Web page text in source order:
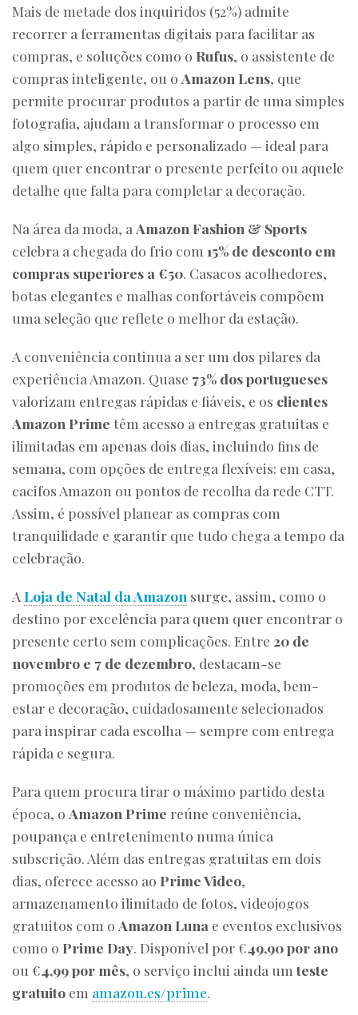
Mais de metade dos inquiridos (52%) admite
recorrer a ferramentas digitais para facilitar as
compras, e soluções como o Rufus, o assistente de
compras inteligente, ou o Amazon Lens, que
permite procurar produtos a partir de uma simples
fotografia, ajudam a transformar o processo em
algo simples, rápido e personalizado — ideal para
quem quer encontrar o presente perfeito ou aquele
detalhe que falta para completar a decoração.
Na área da moda, a Amazon Fashion & Sports
celebra a chegada do frio com 15% de desconto em
compras superiores a €50. Casacos acolhedores,
botas elegantes e malhas confortáveis compõem
uma seleção que reflete o melhor da estação.
A conveniência continua a ser um dos pilares da
experiência Amazon. Quase 73% dos portugueses
valorizam entregas rápidas e fiáveis, e os clientes
Amazon Prime têm acesso a entregas gratuitas e
ilimitadas em apenas dois dias, incluindo fins de
semana, com opções de entrega flexíveis: em casa,
cacifos Amazon ou pontos de recolha da rede CTT.
Assim, é possível planear as compras com
tranquilidade e garantir que tudo chega a tempo da
celebração.
A Loja de Natal da Amazon surge, assim, como o
destino por excelência para quem quer encontrar o
presente certo sem complicações. Entre 20 de
novembro e 7 de dezembro, destacam-se
promoções em produtos de beleza, moda, bem-
estar e decoração, cuidadosamente selecionados
para inspirar cada escolha — sempre com entrega
rápida e segura.
Para quem procura tirar o máximo partido desta
época, o Amazon Prime reúne conveniência,
poupança e entretenimento numa única
subscrição. Além das entregas gratuitas em dois
dias, oferece acesso ao Prime Video,
armazenamento ilimitado de fotos, videojogos
gratuitos com o Amazon Luna e eventos exclusivos
como o Prime Day. Disponível por €49,90 por ano
ou €4,99 por mês, o serviço inclui ainda umteste
gratuito em amazon.es/prime.